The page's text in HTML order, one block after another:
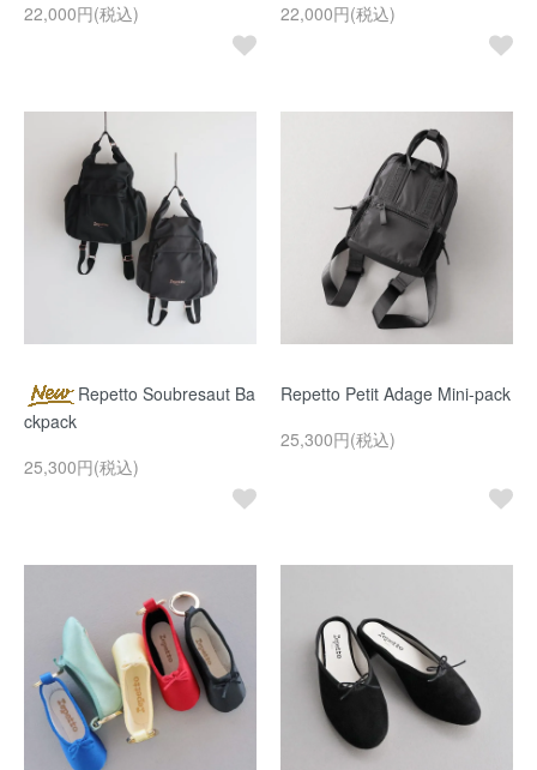
22,000円(税込)
22,000円(税込)
Repetto Soubresaut Ba
ckpack
25,300円(税込)
Repetto Petit Adage Mini-pack
25,300円(税込)